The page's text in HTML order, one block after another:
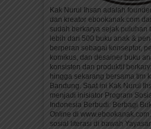
Kak Nurul Ihsan adalah
dan kreator ebookanak.com
sudah berkarya sejak puluhan
lebih dari 500 buku anak &
berperan sebagai konseptor,
komikus, dan desainer buku
konsisten dan produktif
hingga sekarang bersama tim
Bandung. Saat ini Kak Nurul
menjadi inisiator Program
Indonesia Berbudi: Berbagi
Online di
sosial literasi di bawah